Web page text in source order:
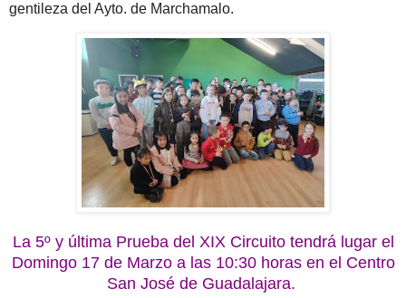
gentileza del Ayto. de Marchamalo.
La 5º y última Prueba del XIX Circuito tendrá lugar el
Domingo 17 de Marzo a las 10:30 horas en el Centro
San José de Guadalajara.